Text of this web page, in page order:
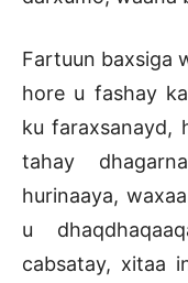
Fartuun baxsiga
hore u fashay
ku faraxsanayd,
tahay
hurinaaya,
u
cabsatay, xitaa